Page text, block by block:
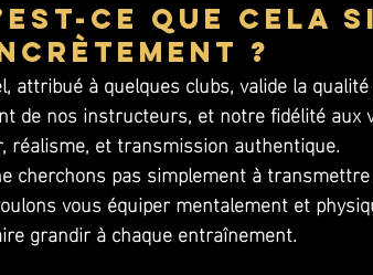
ce que cela
?
attribué à quelques clubs, valide la
de nos instructeurs, et notre fidélité aux
réalisme, et transmission authentique.
cherchons pas simplement à
vous équiper mentalement et
grandir à chaque entraînement.